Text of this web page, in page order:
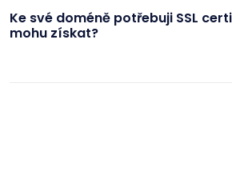
Ke své doméně potřebuji SSL
mohu získat?